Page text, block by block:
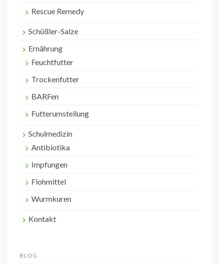
Rescue Remedy
Schüßler-Salze
Ernährung
Feuchtfutter
Trockenfutter
BARFen
Futterumstellung
Schulmedizin
Antibiotika
Impfungen
Flohmittel
Wurmkuren
Kontakt
BLOG